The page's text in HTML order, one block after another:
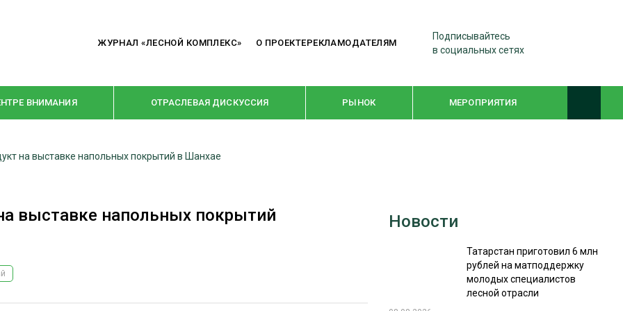
ЖУРНАЛ «ЛЕСНОЙ КОМПЛЕКС» О ПРОЕКТЕРЕКЛАМОДАТЕЛЯМ
Подписывайтесь
в социальных сетях
ВНИМАНИЯ ОТРАСЛЕВАЯ ДИСКУССИЯ РЫНОК МЕРОПРИЯТИЯ
РУБРИКИ
КРУПНЫМ ПЛАНОМ WOODEX-2021
СУШКА ДРЕВЕСИНЫ
на выставке напольных покрытий в Шанхае
выставке напольных покрытий
Новости
Татарстан приготовил 6 млн
рублей на матподдержку
молодых специалистов
лесной отрасли